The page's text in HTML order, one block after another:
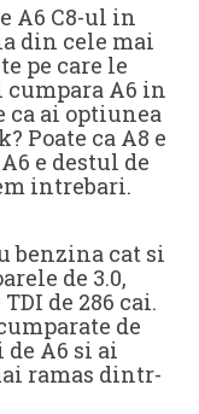
A6 C8-ul in
din cele mai
pe care le
cumpara A6 in
ca ai optiunea
Poate ca A8 e
e destul de
intrebari.
benzina cat si
de 3.0,
de 286 cai.
de
de A6 si ai
ramas dintr-